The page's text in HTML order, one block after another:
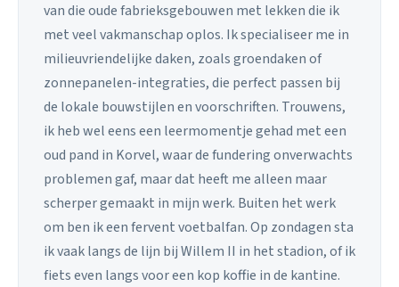
van die oude fabrieksgebouwen met lekken die ik
met veel vakmanschap oplos. Ik specialiseer me in
milieuvriendelijke daken, zoals groendaken of
zonnepanelen-integraties, die perfect passen bij
de lokale bouwstijlen en voorschriften. Trouwens,
ik heb wel eens een leermomentje gehad met een
oud pand in Korvel, waar de fundering onverwachts
problemen gaf, maar dat heeft me alleen maar
scherper gemaakt in mijn werk. Buiten het werk
om ben ik een fervent voetbalfan. Op zondagen sta
ik vaak langs de lijn bij Willem II in het stadion, of ik
fiets even langs voor een kop koffie in de kantine.